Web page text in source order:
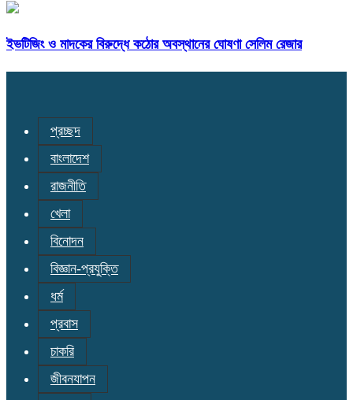
ইভটিজিং ও মাদকের বিরুদ্ধে কঠোর অবস্থানের ঘোষণা সেলিম রেজার
প্রচ্ছদ
বাংলাদেশ
রাজনীতি
খেলা
বিনোদন
বিজ্ঞান-প্রযুক্তি
ধর্ম
প্রবাস
চাকরি
জীবনযাপন